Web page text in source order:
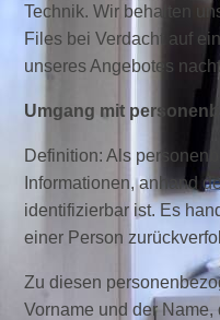
Technik. Wir behalten
Files bei Verdacht auf
unseres Angebotes
Umgang mit
Definition: Als
Informationen, anhand
identifizierbar ist. Es
einer Person
Zu diesen
Vorname und der